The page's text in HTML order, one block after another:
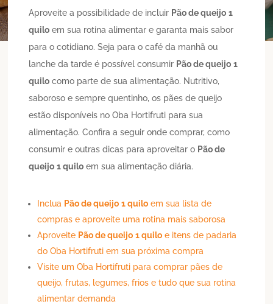
Aproveite a possibilidade de incluir Pão de queijo 1
quilo em sua rotina alimentar e garanta mais sabor
para o cotidiano. Seja para o café da manhã ou
lanche da tarde é possível consumir Pão de queijo 1
quilo como parte de sua alimentação. Nutritivo,
saboroso e sempre quentinho, os pães de queijo
estão disponíveis no Oba Hortifruti para sua
alimentação. Confira a seguir onde comprar, como
consumir e outras dicas para aproveitar o Pão de
queijo 1 quilo em sua alimentação diária.
Inclua Pão de queijo 1 quilo em sua lista de
compras e aproveite uma rotina mais saborosa
Aproveite Pão de queijo 1 quilo e itens de padaria
do Oba Hortifruti em sua próxima compra
Visite um Oba Hortifruti para comprar pães de
queijo, frutas, legumes, frios e tudo que sua rotina
alimentar demanda